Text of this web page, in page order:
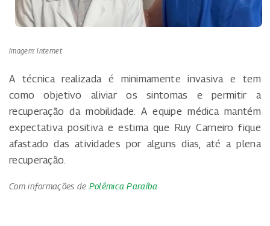
Imagem: Internet
A técnica realizada é minimamente invasiva e tem
como objetivo aliviar os sintomas e permitir a
recuperação da mobilidade. A equipe médica mantém
expectativa positiva e estima que Ruy Carneiro fique
afastado das atividades por alguns dias, até a plena
recuperação.
Com informações de Polêmica Paraíba